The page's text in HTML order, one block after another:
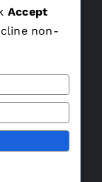
Accept
non-